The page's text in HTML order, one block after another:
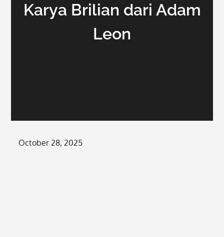
Karya Brilian dari Adam
Leon
Posted
October 28, 2025